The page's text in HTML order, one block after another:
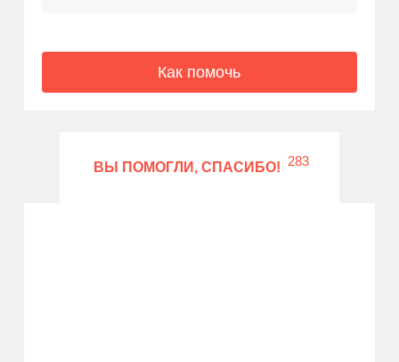
Как помочь
ВЫ ПОМОГЛИ, СПАСИБО! 283